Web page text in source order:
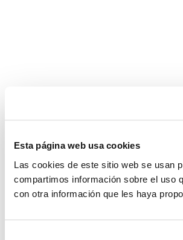
Esta página web usa cookies
Las cookies de este sitio web se usan
compartimos información sobre el uso
con otra información que les haya